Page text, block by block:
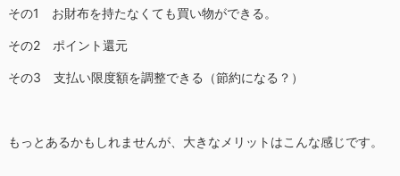
その1 お財布を持たなくても買い物ができる。
その2 ポイント還元
その3 支払い限度額を調整できる（節約になる？）
もっとあるかもしれませんが、大きなメリットはこんな感じです。